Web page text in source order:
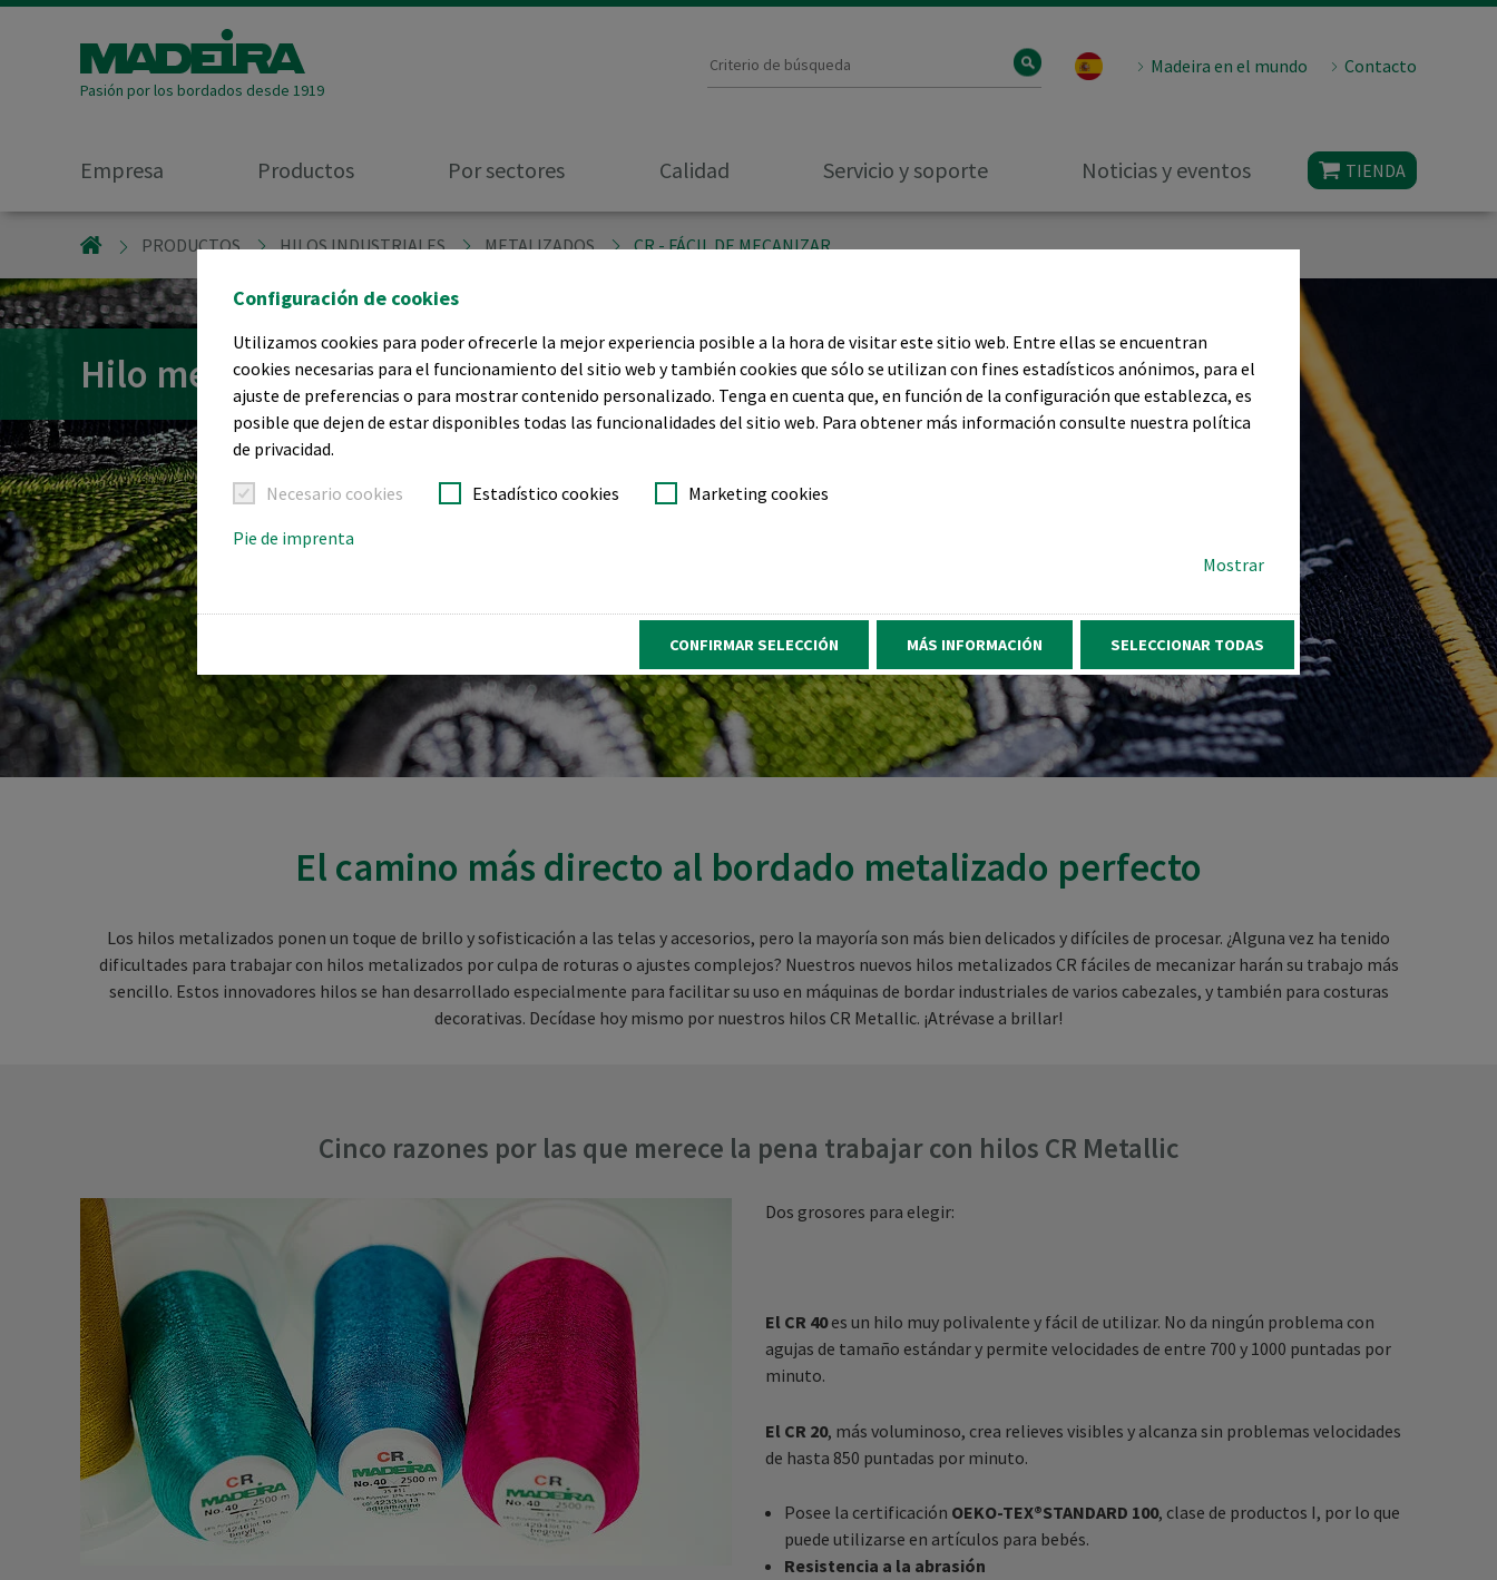
Configuración de cookies
Utilizamos cookies para poder ofrecerle la mejor experiencia posible a la hora de visitar este sitio web. Entre ellas se encuentran
cookies necesarias para el funcionamiento del sitio web y también cookies que sólo se utilizan con fines estadísticos anónimos, para el
ajuste de preferencias o para mostrar contenido personalizado. Tenga en cuenta que, en función de la configuración que establezca, es
posible que dejen de estar disponibles todas las funcionalidades del sitio web. Para obtener más información consulte nuestra política
de privacidad.
Necesario cookies
Estadístico cookies
Marketing cookies
Pie de imprenta
Mostrar
CONFIRMAR SELECCIÓN MÁS INFORMACIÓN SELECCIONAR TODAS
Pasión por los bordados desde 1919
Madeira en el mundo Contacto
Empresa Productos Por sectores Calidad Servicio y soporte Noticias y eventos TIENDA
MADEIRA GARNFABRIK
PRODUCTOS HILOS INDUSTRIALES METALIZADOS CR - FÁCIL DE MECANIZAR
Hilo metalizado fácil de mecanizar
El camino más directo al bordado metalizado perfecto
Los hilos metalizados ponen un toque de brillo y sofisticación a las telas y accesorios, pero la mayoría son más bien delicados y difíciles de procesar. ¿Alguna vez ha tenido
dificultades para trabajar con hilos metalizados por culpa de roturas o ajustes complejos? Nuestros nuevos hilos metalizados CR fáciles de mecanizar harán su trabajo más
sencillo. Estos innovadores hilos se han desarrollado especialmente para facilitar su uso en máquinas de bordar industriales de varios cabezales, y también para costuras
decorativas. Decídase hoy mismo por nuestros hilos CR Metallic. ¡Atrévase a brillar!
Cinco razones por las que merece la pena trabajar con hilos CR Metallic
Dos grosores para elegir:
El CR 40es un hilo muy polivalente y fácil de utilizar. No da ningún problema con
agujas de tamaño estándar y permite velocidades de entre 700 y 1000 puntadas por
minuto.
El CR 20, más voluminoso, crea relieves visibles y alcanza sin problemas velocidades
de hasta 850 puntadas por minuto.
Posee la certificación OEKO-TEX®STANDARD 100, clase de productos I, por lo que
puede utilizarse en artículos para bebés.
Resistencia a la abrasión